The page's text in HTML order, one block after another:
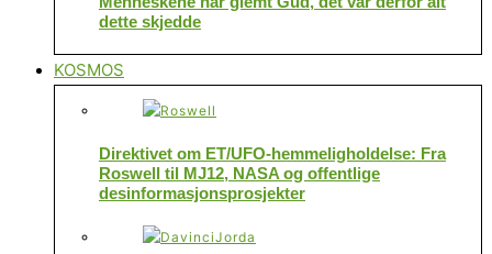
dette skjedde
KOSMOS
Direktivet om ET/UFO-hemmeligholdelse: Fra
Roswell til MJ12, NASA og offentlige
desinformasjonsprosjekter